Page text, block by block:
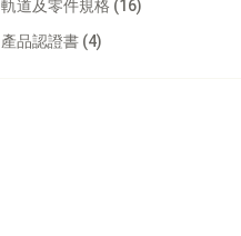
軌道及零件規格 (16)
產品認證書 (4)